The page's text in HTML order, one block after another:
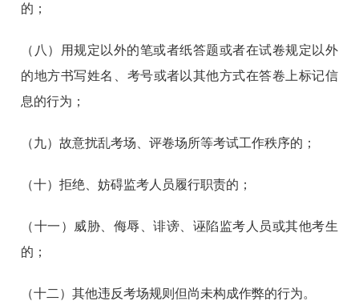
的；
（八）用规定以外的笔或者纸答题或者在试卷规定以外
的地方书写姓名、‌考号或者以其他方式在答卷上标记信
息的行为；
（九）故意扰乱考场、评卷场所等考试工作秩序的；
（十）拒绝、妨碍监考人员履行职责的；
（十一）威胁、侮辱、诽谤、诬陷监考人员或其他考生
的；
（十二）其他违反考场规则但尚未构成作弊的行为。